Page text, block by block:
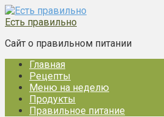
Перейти
к
Есть правильно
Сайт о правильном питании
Главная
Рецепты
Меню на неделю
Продукты
Правильное питание